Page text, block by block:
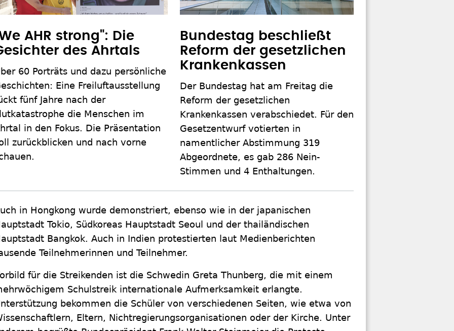
AHR strong": Die
des Ahrtals
60 Porträts und dazu persönliche
Eine Freiluftausstellung
fünf Jahre nach der
die Menschen im
in den Fokus. Die Präsentation
zurückblicken und nach vorne
Bundestag beschließt
Reform der gesetzlichen
Krankenkassen
Der Bundestag hat am Freitag die
Reform der gesetzlichen
Krankenkassen verabschiedet. Für den
Gesetzentwurf votierten in
namentlicher Abstimmung 319
Abgeordnete, es gab 286 Nein-
Stimmen und 4 Enthaltungen.
in Hongkong wurde demonstriert, ebenso wie in der japanischen
Tokio, Südkoreas Hauptstadt Seoul und der thailändischen
Bangkok. Auch in Indien protestierten laut Medienberichten
Teilnehmerinnen und Teilnehmer.
für die Streikenden ist die Schwedin Greta Thunberg, die mit einem
Schulstreik internationale Aufmerksamkeit erlangte.
bekommen die Schüler von verschiedenen Seiten, wie etwa von
Eltern, Nichtregierungsorganisationen oder der Kirche. Unter